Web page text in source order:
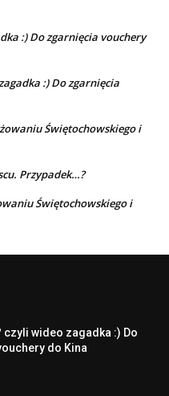
:) Do zgarnięcia vouchery
:) Do zgarnięcia
Świętochowskiego i
Przypadek…?
Świętochowskiego i
czyli wideo zagadka :) Do
do Kina